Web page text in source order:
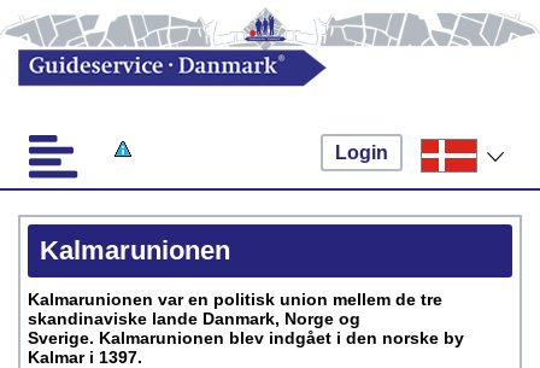
Login
Kalmarunionen
Kalmarunionen var en politisk union mellem de tre
skandinaviske lande Danmark, Norge og
Sverige. Kalmarunionen blev indgået i den norske by
Kalmar i 1397.